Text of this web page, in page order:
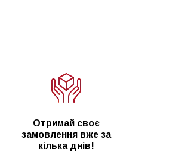
Отримай своє
замовлення вже за
кілька днів!